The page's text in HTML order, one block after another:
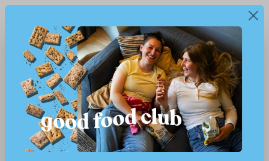
Ab 40 Euro Versandkostenfrei!*
Bildergalerie überspringen
bestmögliche Erfahrung bieten zu können.Mehr
Informationen ...
Einstellungen
Technisch erforderlich
Statistiken
Marketing